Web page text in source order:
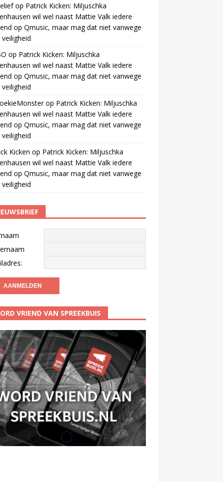
op Patrick Kicken: Miljuschka
wil wel naast Mattie Valk iedere
op Qmusic, maar mag dat niet vanwege
op Patrick Kicken: Miljuschka
wil wel naast Mattie Valk iedere
op Qmusic, maar mag dat niet vanwege
op Patrick Kicken: Miljuschka
wil wel naast Mattie Valk iedere
op Qmusic, maar mag dat niet vanwege
Kicken op Patrick Kicken: Miljuschka
wil wel naast Mattie Valk iedere
op Qmusic, maar mag dat niet vanwege
VRIEND VAN SPREEKBUIS